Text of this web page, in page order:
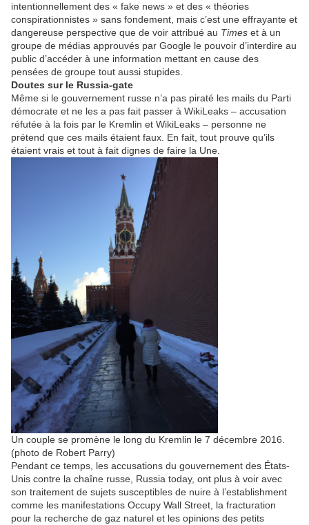
intentionnellement des « fake news » et des « théories
conspirationnistes » sans fondement, mais c’est une effrayante et
dangereuse perspective que de voir attribué au Times et à un
groupe de médias approuvés par Google le pouvoir d’interdire au
public d’accéder à une information mettant en cause des
pensées de groupe tout aussi stupides.
Doutes sur le Russia-gate
Même si le gouvernement russe n’a pas piraté les mails du Parti
démocrate et ne les a pas fait passer à WikiLeaks – accusation
réfutée à la fois par le Kremlin et WikiLeaks – personne ne
prétend que ces mails étaient faux. En fait, tout prouve qu’ils
étaient vrais et tout à fait dignes de faire la Une.
Un couple se promène le long du Kremlin le 7 décembre 2016.
(photo de Robert Parry)
Pendant ce temps, les accusations du gouvernement des États-
Unis contre la chaîne russe, Russia today, ont plus à voir avec
son traitement de sujets susceptibles de nuire à l’establishment
comme les manifestations Occupy Wall Street, la fracturation
pour la recherche de gaz naturel et les opinions des petits